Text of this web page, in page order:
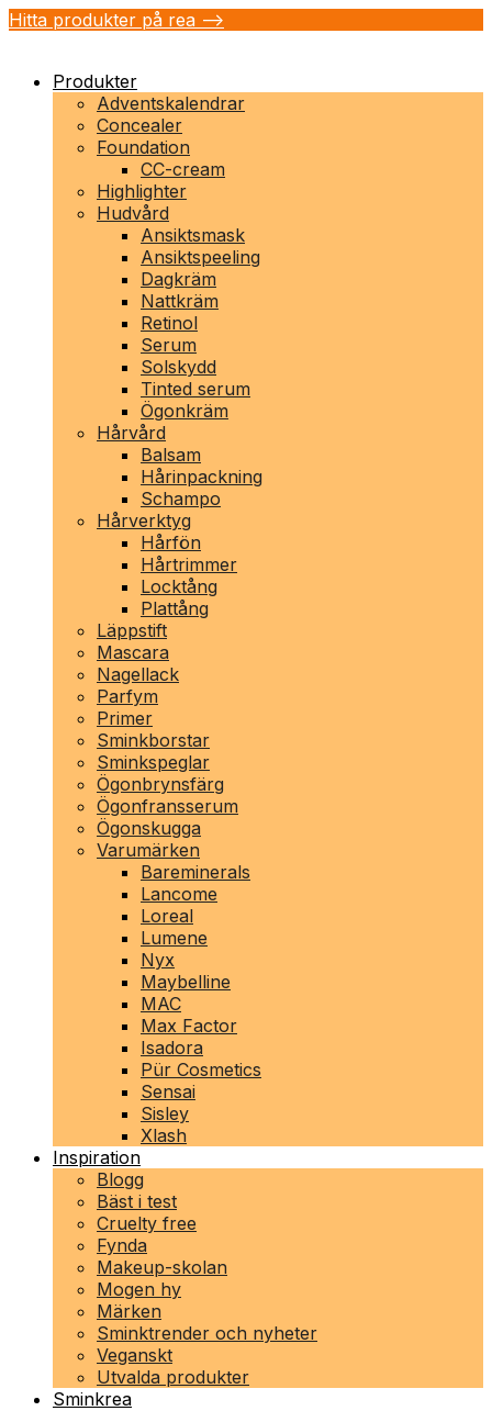
Hitta produkter på rea -->
Produkter
Adventskalendrar
Concealer
Foundation
CC-cream
Highlighter
Hudvård
Ansiktsmask
Ansiktspeeling
Dagkräm
Nattkräm
Retinol
Serum
Solskydd
Tinted serum
Ögonkräm
Hårvård
Balsam
Hårinpackning
Schampo
Hårverktyg
Hårfön
Hårtrimmer
Locktång
Plattång
Läppstift
Mascara
Nagellack
Parfym
Primer
Sminkborstar
Sminkspeglar
Ögonbrynsfärg
Ögonfransserum
Ögonskugga
Varumärken
Bareminerals
Lancome
Loreal
Lumene
Nyx
Maybelline
MAC
Max Factor
Isadora
Pür Cosmetics
Sensai
Sisley
Xlash
Inspiration
Blogg
Bäst i test
Cruelty free
Fynda
Makeup-skolan
Mogen hy
Märken
Sminktrender och nyheter
Veganskt
Utvalda produkter
Sminkrea